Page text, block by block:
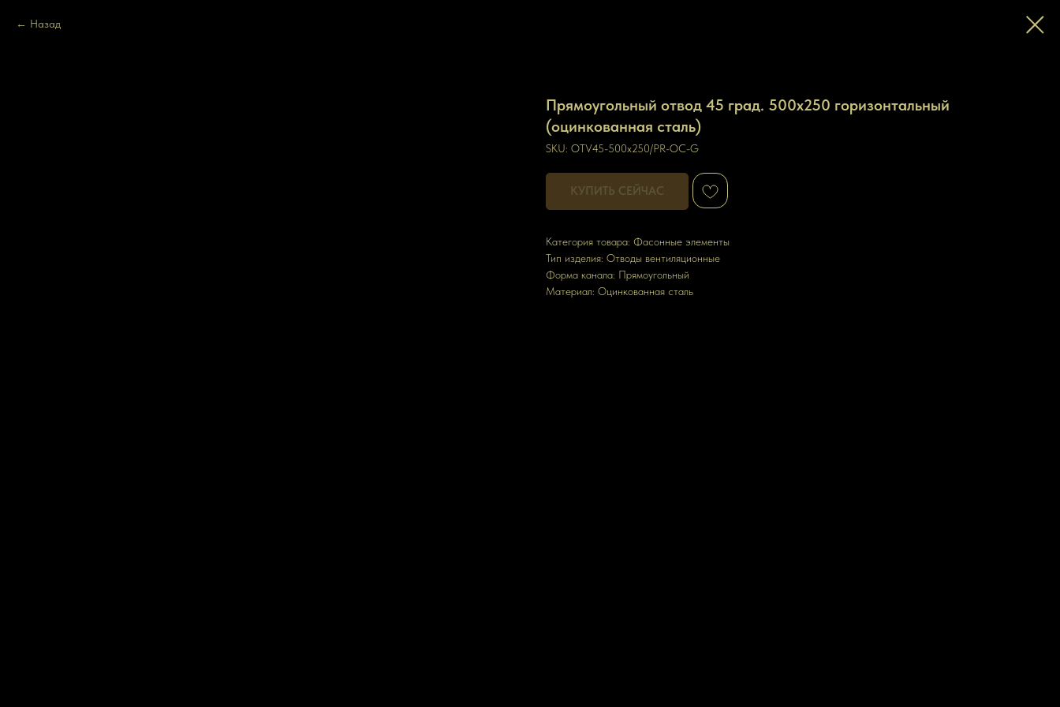
Назад
Прямоугольный отвод 45 град. 500х250 горизонтальный
(оцинкованная сталь)
SKU: OTV45-500х250/PR-OC-G
КУПИТЬ СЕЙЧАС
Категория товара: Фасонные элементы
Тип изделия: Отводы вентиляционные
Форма канала: Прямоугольный
Материал: Оцинкованная сталь